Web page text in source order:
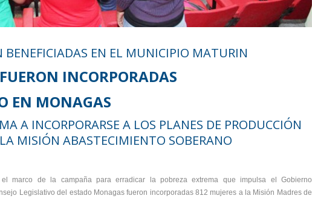
BENEFICIADAS EN EL MUNICIPIO MATURIN
INCORPORADAS
EN MONAGAS
A INCORPORARSE A LOS PLANES DE PRODUCCIÓN
MISIÓN ABASTECIMIENTO SOBERANO
el marco de la campaña para erradicar la pobreza extrema que impulsa el Gobierno
Legislativo del estado Monagas fueron incorporadas 812 mujeres a la Misión Madres de